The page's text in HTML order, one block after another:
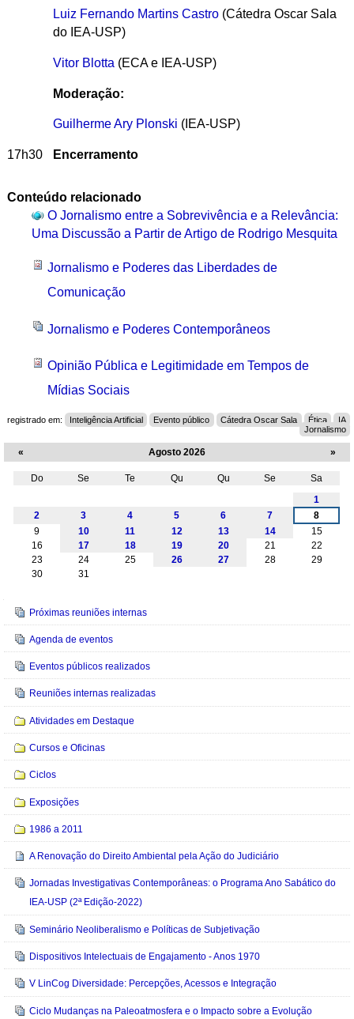
Luiz Fernando Martins Castro(Cátedra Oscar Sala
do IEA-USP)
Vitor Blotta (ECA e IEA-USP)
Moderação:
Guilherme Ary Plonski (IEA-USP)
17h30 Encerramento
Conteúdo relacionado
O Jornalismo entre a Sobrevivência e a Relevância:
Uma Discussão a Partir de Artigo de Rodrigo Mesquita
Jornalismo e Poderes das Liberdades de
Comunicação
Jornalismo e Poderes Contemporâneos
Opinião Pública e Legitimidade em Tempos de
Mídias Sociais
registrado em: Inteligência Artificial Evento público Cátedra Oscar Sala Ética
IA
Jornalismo
« Agosto 2026 »
Do Se Te Qu Qu Se
Sa
1
2
3 4 5 6 7
8
9
10 11 12 13 14
15
16
17 18 19 20 21
22
23
24 25 26 27 28
29
30
31
Navegação
Próximas reuniões internas
Agenda de eventos
Eventos públicos realizados
Reuniões internas realizadas
Atividades em Destaque
Cursos e Oficinas
Ciclos
Exposições
1986 a 2011
A Renovação do Direito Ambiental pela Ação do Judiciário
Jornadas Investigativas Contemporâneas: o Programa Ano Sabático do
IEA-USP (2ª Edição-2022)
Seminário Neoliberalismo e Políticas de Subjetivação
Dispositivos Intelectuais de Engajamento - Anos 1970
V LinCog Diversidade: Percepções, Acessos e Integração
Ciclo Mudanças na Paleoatmosfera e o Impacto sobre a Evolução